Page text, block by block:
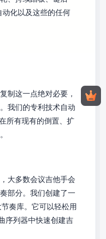
化以及这些的任何
制这一点绝对必要，
我们的专利技术自动
所有现有的倒置、扩
大多数会议吉他手会
部分。我们创建了一
奏库。它可以轻松用
序列器中快速创建吉